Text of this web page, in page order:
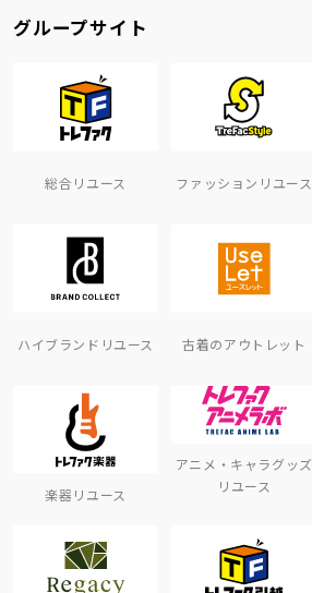
グループサイト
総合リユース ファッションリユース
ハイブランドリユース 古着のアウトレット
楽器リユース
アニメ・キャラグッズ
リユース